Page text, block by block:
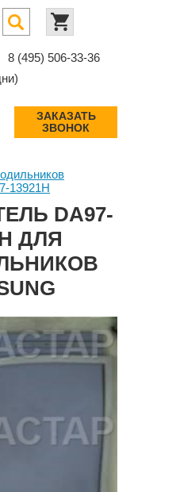
8 (495) 506-33-36
ЗАКАЗАТЬ
ЗВОНОК
13921H
DA97-
ДЛЯ